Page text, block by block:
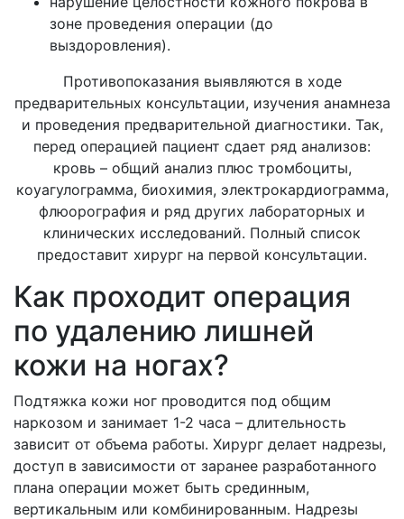
зоне проведения операции (до
выздоровления).
Противопоказания выявляются в ходе
предварительных консультации, изучения анамнеза
и проведения предварительной диагностики. Так,
перед операцией пациент сдает ряд анализов:
кровь – общий анализ плюс тромбоциты,
коуагулограмма, биохимия, электрокардиограмма,
флюорография и ряд других лабораторных и
клинических исследований. Полный список
предоставит хирург на первой консультации.
Как проходит операция
по удалению лишней
кожи на ногах?
Подтяжка кожи ног проводится под общим
наркозом и занимает 1-2 часа – длительность
зависит от объема работы. Хирург делает надрезы,
доступ в зависимости от заранее разработанного
плана операции может быть срединным,
вертикальным или комбинированным. Надрезы